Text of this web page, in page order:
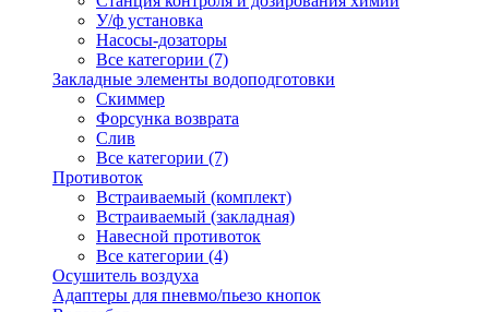
У/ф установка
Насосы-дозаторы
Все категории (7)
Закладные элементы водоподготовки
Скиммер
Форсунка возврата
Слив
Все категории (7)
Противоток
Встраиваемый (комплект)
Встраиваемый (закладная)
Навесной противоток
Все категории (4)
Осушитель воздуха
Адаптеры для пневмо/пьезо кнопок